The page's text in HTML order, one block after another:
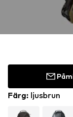
Färg: ljusbrun